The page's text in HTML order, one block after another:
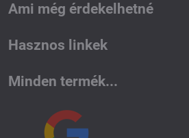
Ami még érdekelhetné
Hasznos linkek
Minden termék...